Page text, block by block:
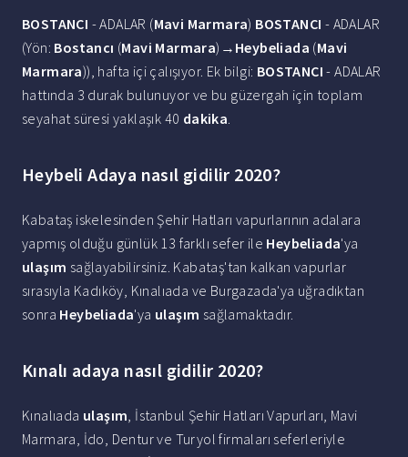
BOSTANCI - ADALAR (Mavi Marmara) BOSTANCI - ADALAR
(Yön: Bostancı (Mavi Marmara)‎→ Heybeliada (Mavi
Marmara)), hafta içi çalışıyor. Ek bilgi: BOSTANCI - ADALAR
hattında 3 durak bulunuyor ve bu güzergah için toplam
seyahat süresi yaklaşık 40 dakika.
Heybeli Adaya nasıl gidilir 2020?
Kabataş iskelesinden Şehir Hatları vapurlarının adalara
yapmış olduğu günlük 13 farklı sefer ile Heybeliada'ya
ulaşım sağlayabilirsiniz. Kabataş'tan kalkan vapurlar
sırasıyla Kadıköy, Kınalıada ve Burgazada'ya uğradıktan
sonra Heybeliada'ya ulaşım sağlamaktadır.
Kınalı adaya nasıl gidilir 2020?
Kınalıada ulaşım, İstanbul Şehir Hatları Vapurları, Mavi
Marmara, İdo, Dentur ve Turyol firmaları seferleriyle